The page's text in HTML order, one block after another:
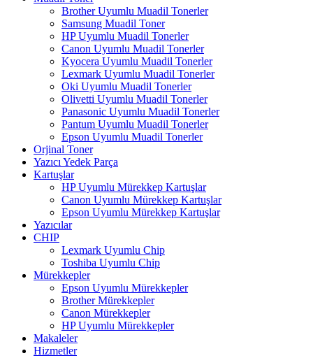
Brother Uyumlu Muadil Tonerler
Samsung Muadil Toner
HP Uyumlu Muadil Tonerler
Canon Uyumlu Muadil Tonerler
Kyocera Uyumlu Muadil Tonerler
Lexmark Uyumlu Muadil Tonerler
Oki Uyumlu Muadil Tonerler
Olivetti Uyumlu Muadil Tonerler
Panasonic Uyumlu Muadil Tonerler
Pantum Uyumlu Muadil Tonerler
Epson Uyumlu Muadil Tonerler
Orjinal Toner
Yazıcı Yedek Parça
Kartuşlar
HP Uyumlu Mürekkep Kartuşlar
Canon Uyumlu Mürekkep Kartuşlar
Epson Uyumlu Mürekkep Kartuşlar
Yazıcılar
CHIP
Lexmark Uyumlu Chip
Toshiba Uyumlu Chip
Mürekkepler
Epson Uyumlu Mürekkepler
Brother Mürekkepler
Canon Mürekkepler
HP Uyumlu Mürekkepler
Makaleler
Hizmetler